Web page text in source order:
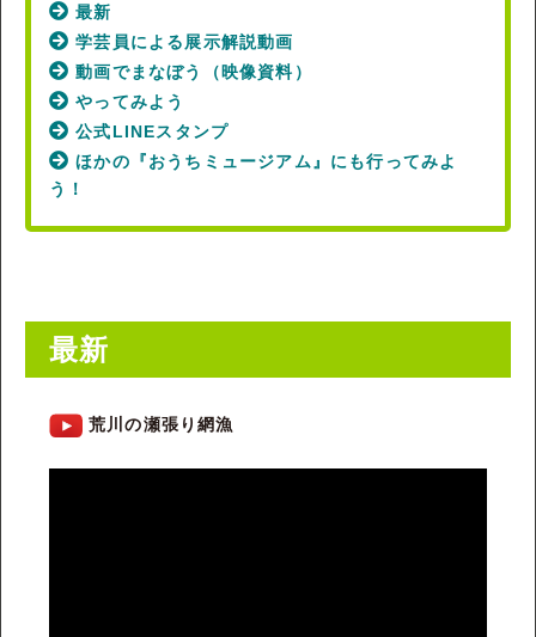
最新
学芸員による展示解説動画
動画でまなぼう（映像資料）
やってみよう
公式LINEスタンプ
ほかの『おうちミュージアム』にも行ってみよ
う！
最新
荒川の瀬張り網漁